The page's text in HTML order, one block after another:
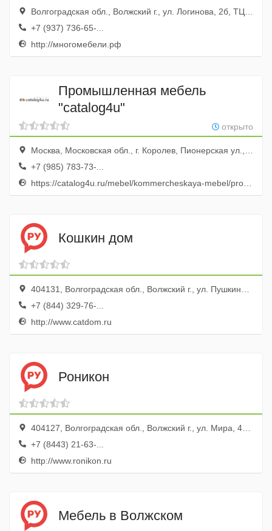
Волгоградская обл., Волжский г., ул. Логинова, 2б, ТЦ Магнит Семейный
+7 (937) 736-65-...
http://многомебели.рф
Промышленная мебель
"catalog4u"
открыто
Москва, Московская обл., г. Королев, Пионерская ул., дом № 15 корпус 1, кв. 409
+7 (985) 783-73-...
https://catalog4u.ru/mebel/kommercheskaya-mebel/promyshlennaya-mebel/
Кошкин дом
404131, Волгоградская обл., Волжский г., ул. Пушкина, 95б
+7 (844) 329-76-...
http://www.catdom.ru
Роникон
404127, Волгоградская обл., Волжский г., ул. Мира, 42п, ТЦ Волжский пассаж, эт. 1
+7 (8443) 21-63-...
http://www.ronikon.ru
Мебель в Волжском